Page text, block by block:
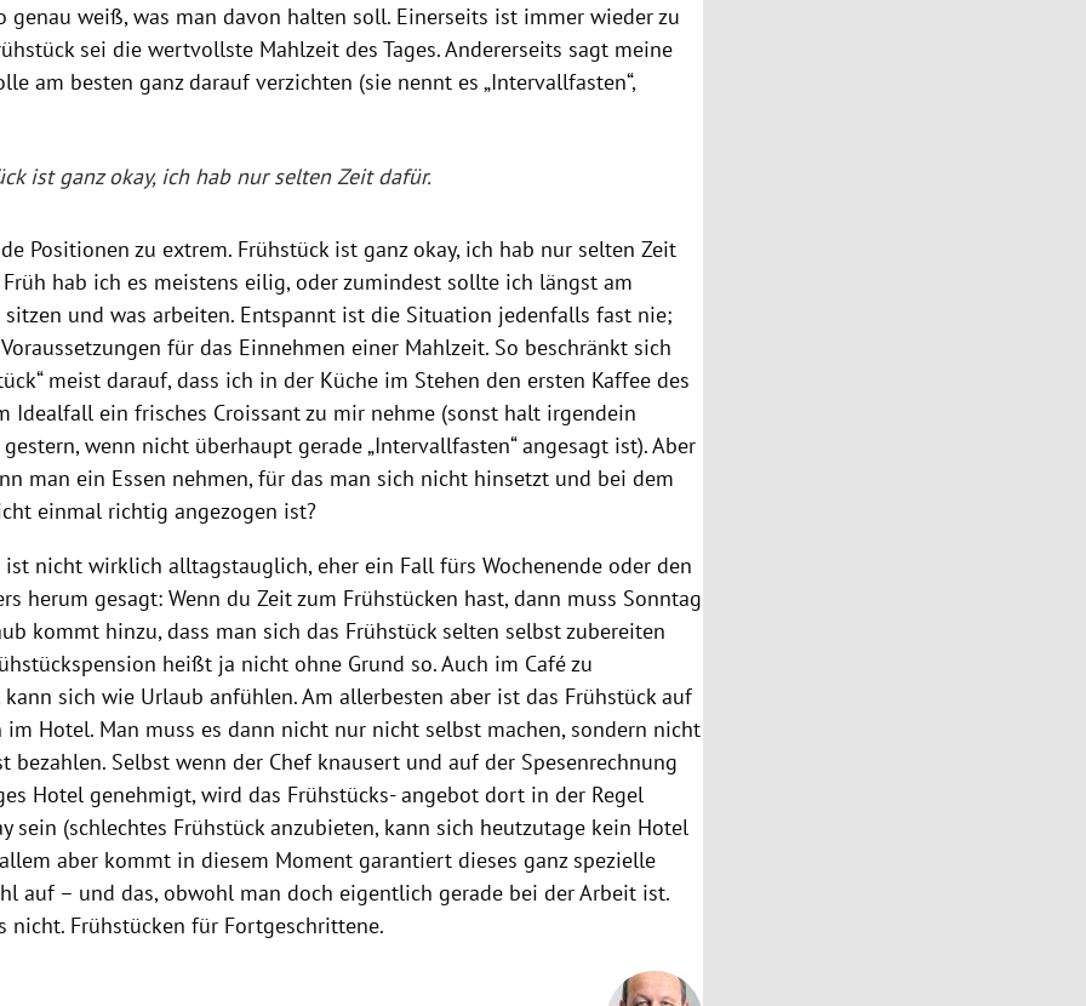
genau weiß, was man davon halten soll. Einerseits ist immer wieder zu
sei die wertvollste Mahlzeit des Tages. Andererseits sagt meine
am besten ganz darauf verzichten (sie nennt es „Intervallfasten“,
ist ganz okay, ich hab nur selten Zeit dafür.
Positionen zu extrem. Frühstück ist ganz okay, ich hab nur selten Zeit
hab ich es meistens eilig, oder zumindest sollte ich längst am
sitzen und was arbeiten. Entspannt ist die Situation jedenfalls fast nie;
für das Einnehmen einer Mahlzeit. So beschränkt sich
meist darauf, dass ich in der Küche im Stehen den ersten Kaffee des
Idealfall ein frisches Croissant zu mir nehme (sonst halt irgendein
wenn nicht überhaupt gerade „Intervallfasten“ angesagt ist). Aber
man ein Essen nehmen, für das man sich nicht hinsetzt und bei dem
einmal richtig angezogen ist?
ist nicht wirklich alltagstauglich, eher ein Fall fürs Wochenende oder den
herum gesagt: Wenn du Zeit zum Frühstücken hast, dann muss Sonntag
kommt hinzu, dass man sich das Frühstück selten selbst zubereiten
heißt ja nicht ohne Grund so. Auch im Café zu
sich wie Urlaub anfühlen. Am allerbesten aber ist das Frühstück auf
im Hotel. Man muss es dann nicht nur nicht selbst machen, sondern nicht
bezahlen. Selbst wenn der Chef knausert und auf der Spesenrechnung
Hotel genehmigt, wird das Frühstücks- angebot dort in der Regel
sein (schlechtes Frühstück anzubieten, kann sich heutzutage kein Hotel
aber kommt in diesem Moment garantiert dieses ganz spezielle
auf – und das, obwohl man doch eigentlich gerade bei der Arbeit ist.
nicht. Frühstücken für Fortgeschrittene.